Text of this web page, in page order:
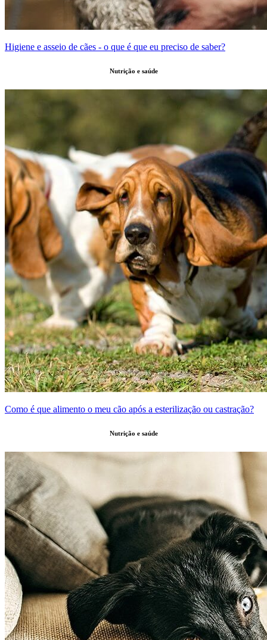
Higiene e asseio de cães - o que é que eu preciso de saber?
Nutrição e saúde
Como é que alimento o meu cão após a esterilização ou castração?
Nutrição e saúde